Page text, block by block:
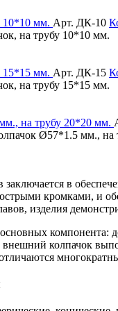
Арт. ДК-10
на трубу 10*10 мм.
Арт. ДК-15
на трубу 15*15 мм.
Ø57*1.5 мм., на
заключается в
кромками, и
изделия
компонента:
колпачок